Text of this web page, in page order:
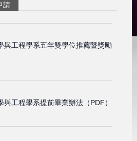
請
與工程學系五年雙學位推薦暨獎勵
與工程學系提前畢業辦法（PDF）